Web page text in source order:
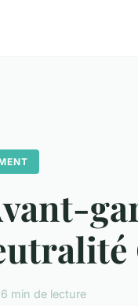
6 min de lecture